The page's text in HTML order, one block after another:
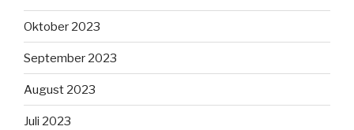
Oktober 2023
September 2023
August 2023
Juli 2023